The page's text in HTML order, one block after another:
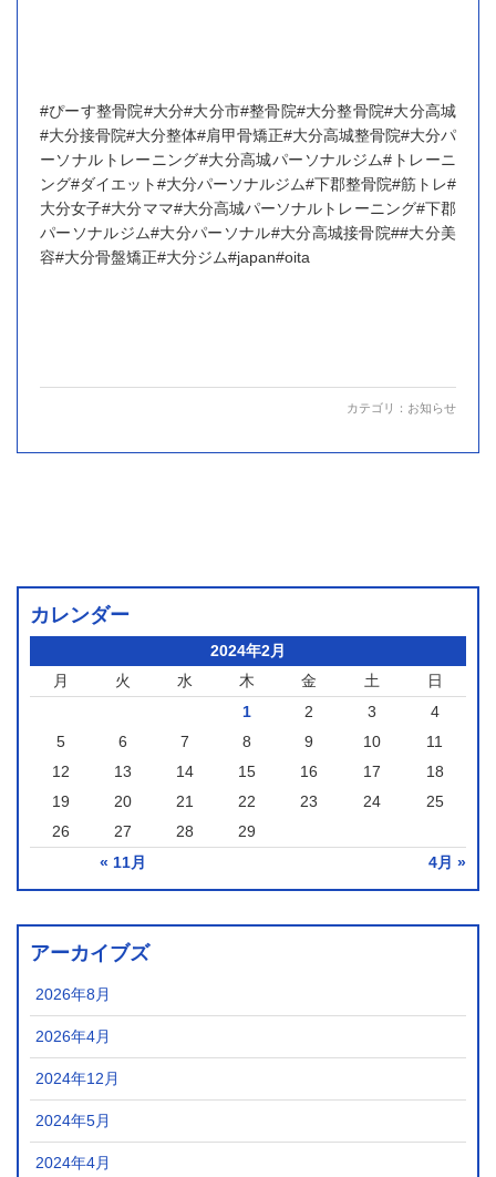
#ぴーす整骨院#大分#大分市#整骨院#大分整骨院#大分高城
#大分接骨院#大分整体#肩甲骨矯正#大分高城整骨院#大分パ
ーソナルトレーニング#大分高城パーソナルジム#トレーニ
ング#ダイエット#大分パーソナルジム#下郡整骨院#筋トレ#
大分女子#大分ママ#大分高城パーソナルトレーニング#下郡
パーソナルジム#大分パーソナル#大分高城接骨院##大分美
容#大分骨盤矯正#大分ジム#japan#oita
カテゴリ： お知らせ
カレンダー
2024年2月
月
火 水 木 金 土 日
« 11月 4月 »
1 2 3
4
5
6 7 8 9 10
11
12
13 14 15 16 17
18
19
20 21 22 23 24
25
26
27 28 29
アーカイブズ
2026年8月
2026年4月
2024年12月
2024年5月
2024年4月